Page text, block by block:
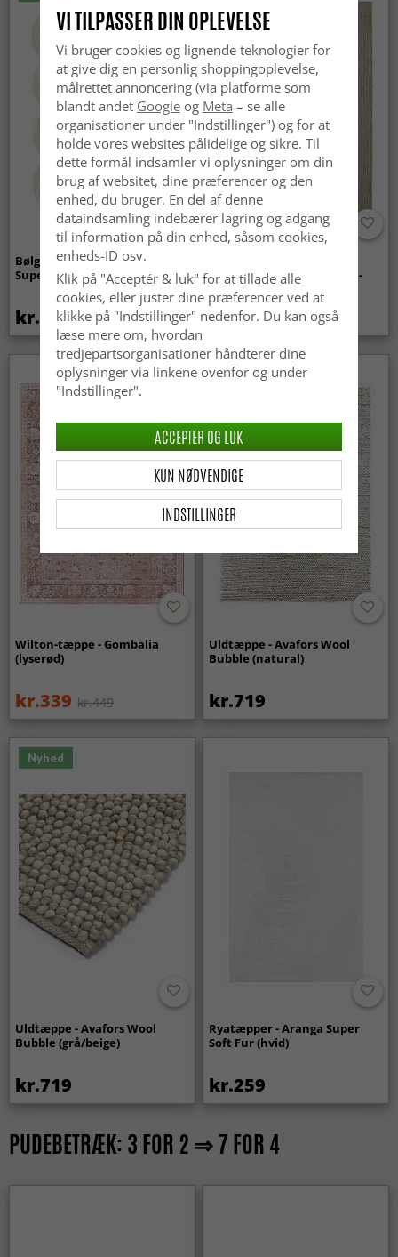
Bølget ryatæppe - Aranga
Super Soft Fur (beige)
kr.369
indendørs/udendørs brug -
Arlo (beige)
kr.449
Wilton-tæppe - Gombalia
(lyserød)
kr.339 kr.449
Uldtæppe - Avafors Wool
Bubble (natural)
kr.719
Nyhed
Uldtæppe - Avafors Wool
Bubble (grå/beige)
kr.719
Ryatæpper - Aranga Super
Soft Fur (hvid)
kr.259
PUDEBETRÆK: 3 FOR 2 ⇒ 7 FOR 4
VI TILPASSER DIN OPLEVELSE
Vi bruger cookies og lignende teknologier for
at give dig en personlig shoppingoplevelse,
målrettet annoncering (via platforme som
blandt andet Googleog Meta – se alle
organisationer under "Indstillinger") og for at
holde vores websites pålidelige og sikre. Til
dette formål indsamler vi oplysninger om din
brug af websitet, dine præferencer og den
enhed, du bruger. En del af denne
dataindsamling indebærer lagring og adgang
til information på din enhed, såsom cookies,
enheds-ID osv.
Klik på "Acceptér & luk" for at tillade alle
cookies, eller juster dine præferencer ved at
klikke på "Indstillinger" nedenfor. Du kan også
læse mere om, hvordan
tredjepartsorganisationer håndterer dine
oplysninger via linkene ovenfor og under
"Indstillinger".
INDSTILLINGER
KUN NØDVENDIGE
ACCEPTER OG LUK